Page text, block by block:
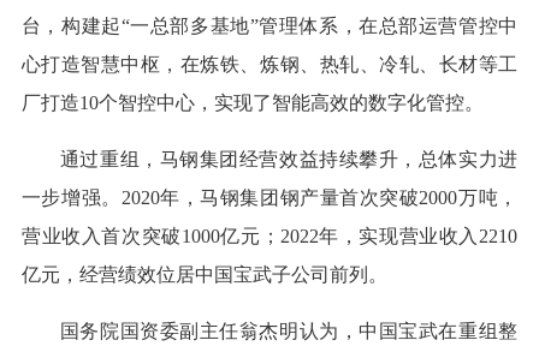
台，构建起“一总部多基地”管理体系，在总部运营管控中
心打造智慧中枢，在炼铁、炼钢、热轧、冷轧、长材等工
厂打造10个智控中心，实现了智能高效的数字化管控。
通过重组，马钢集团经营效益持续攀升，总体实力进
一步增强。2020年，马钢集团钢产量首次突破2000万吨，
营业收入首次突破1000亿元；2022年，实现营业收入2210
亿元，经营绩效位居中国宝武子公司前列。
国务院国资委副主任翁杰明认为，中国宝武在重组整